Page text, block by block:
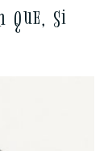
que, si